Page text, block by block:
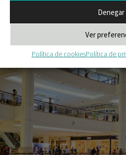
Denegar
Ver
Política de cookiesPolítica de